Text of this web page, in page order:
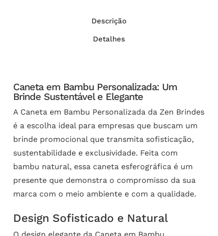
Descrição
Detalhes
Caneta em Bambu Personalizada: Um
Brinde Sustentável e Elegante
A Caneta em Bambu Personalizada da Zen Brindes
é a escolha ideal para empresas que buscam um
brinde promocional que transmita sofisticação,
sustentabilidade e exclusividade. Feita com
bambu natural, essa caneta esferográfica é um
presente que demonstra o compromisso da sua
marca com o meio ambiente e com a qualidade.
Design Sofisticado e Natural